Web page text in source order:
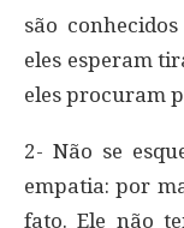
são
eles esperam
eles procuram
2- Não se
empatia: por
fato. Ele não